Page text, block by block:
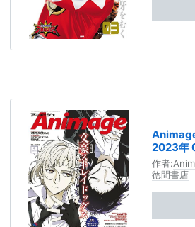
２１世
ＯＯＫ)
2023年
作者:
徳間書店